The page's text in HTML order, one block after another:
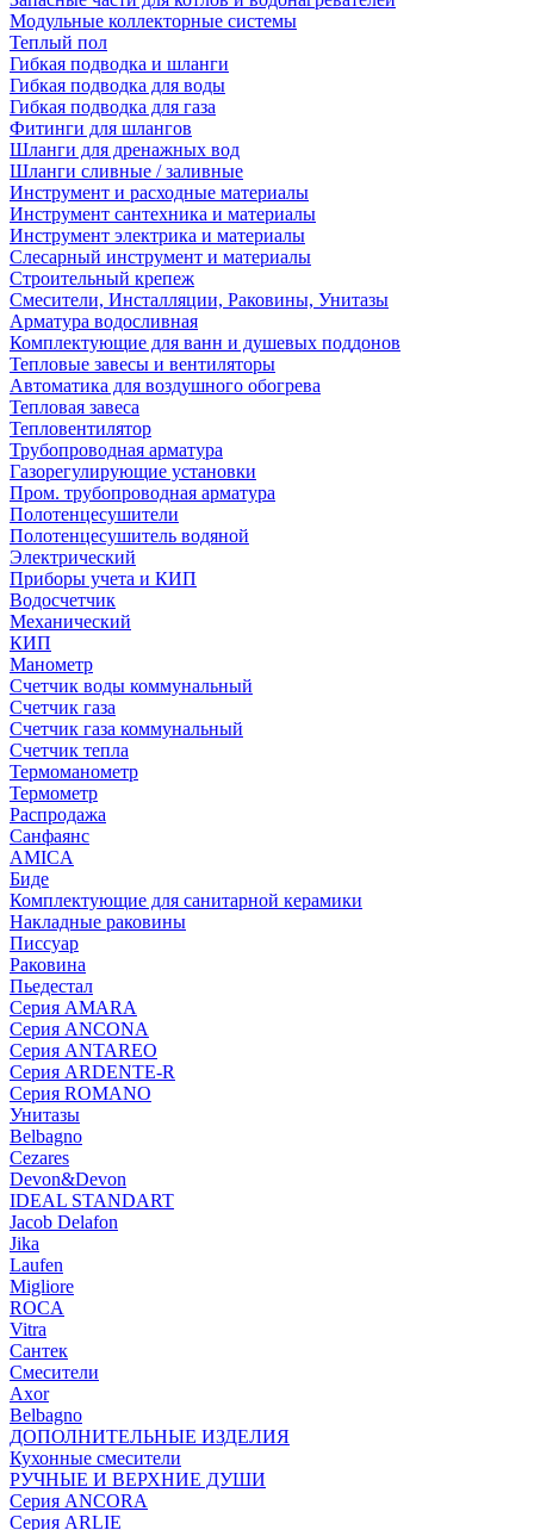
Модульные коллекторные системы
Теплый пол
Гибкая подводка и шланги
Гибкая подводка для воды
Гибкая подводка для газа
Фитинги для шлангов
Шланги для дренажных вод
Шланги сливные / заливные
Инструмент и расходные материалы
Инструмент сантехника и материалы
Инструмент электрика и материалы
Слесарный инструмент и материалы
Строительный крепеж
Смесители, Инсталляции, Раковины, Унитазы
Арматура водосливная
Комплектующие для ванн и душевых поддонов
Тепловые завесы и вентиляторы
Автоматика для воздушного обогрева
Тепловая завеса
Тепловентилятор
Трубопроводная арматура
Газорегулирующие установки
Пром. трубопроводная арматура
Полотенцесушители
Полотенцесушитель водяной
Электрический
Приборы учета и КИП
Водосчетчик
Механический
КИП
Манометр
Счетчик воды коммунальный
Счетчик газа
Счетчик газа коммунальный
Счетчик тепла
Термоманометр
Термометр
Распродажа
Санфаянс
AMICA
Биде
Комплектующие для санитарной керамики
Накладные раковины
Писсуар
Раковина
Пьедестал
Серия AMARA
Серия ANCONA
Серия ANTAREO
Серия ARDENTE-R
Серия ROMANO
Унитазы
Belbagno
Cezares
Devon&Devon
IDEAL STANDART
Jacob Delafon
Jika
Laufen
Migliore
ROCA
Vitra
Сантек
Смесители
Axor
Belbagno
ДОПОЛНИТЕЛЬНЫЕ ИЗДЕЛИЯ
Кухонные смесители
РУЧНЫЕ И ВЕРХНИЕ ДУШИ
Серия ANCORA
Серия ARLIE